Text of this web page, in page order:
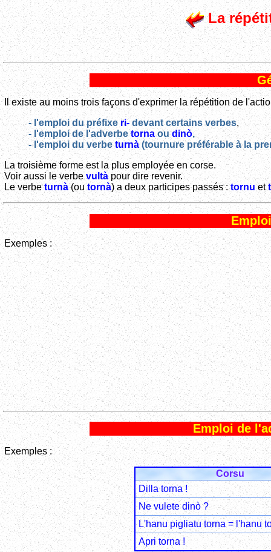
La
Il existe au moins trois façons d'exprimer la répétition de
- l'emploi du préfixeri-devant certains verbes,
- l'emploi de l'adverbetornaoudinò,
- l'emploi du verbe turnà(tournure préférable à la
La troisième forme est la plus employée en corse.
Voir aussi le verbe vultàpour dire revenir.
Le verbeturnà(outornà) a deux participes passés :tornu et
Exemples :
Emploi de
Exemples :
Corsu
Dilla torna !
Ne vulete dinò ?
L'hanu pigliatu torna = l'hanu
Apri torna !